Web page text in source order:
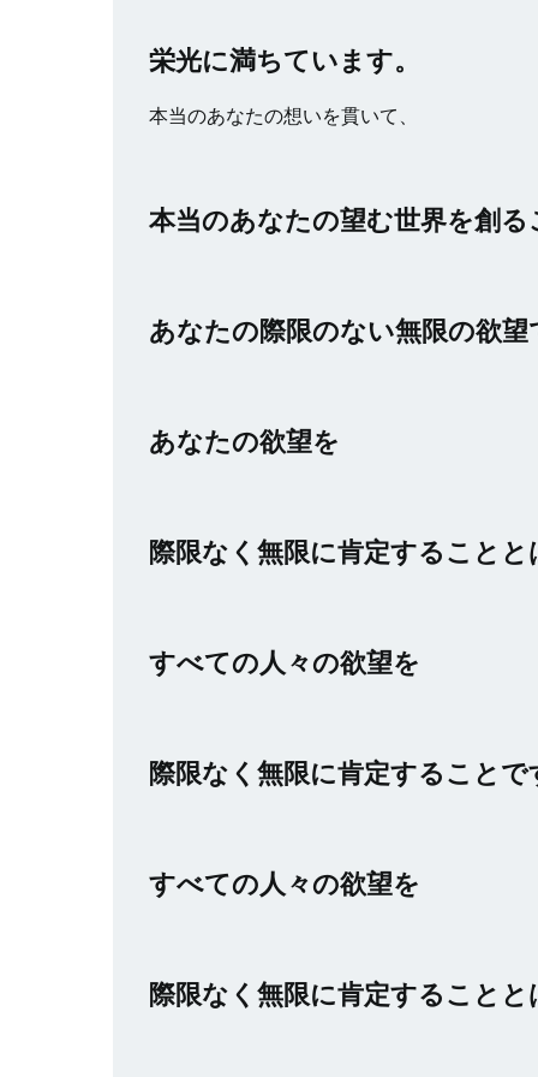
栄光に満ちています。
本当のあなたの想いを貫いて、
本当のあなたの望む世界を創る
あなたの際限のない無限の欲望
あなたの欲望を
際限なく無限に肯定することと
すべての人々の欲望を
際限なく無限に肯定することで
すべての人々の欲望を
際限なく無限に肯定することと